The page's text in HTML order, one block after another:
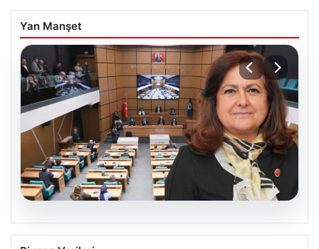
Yan Manşet
05.08.2026
Üsküdar Belediyesi’nde başkanvekili